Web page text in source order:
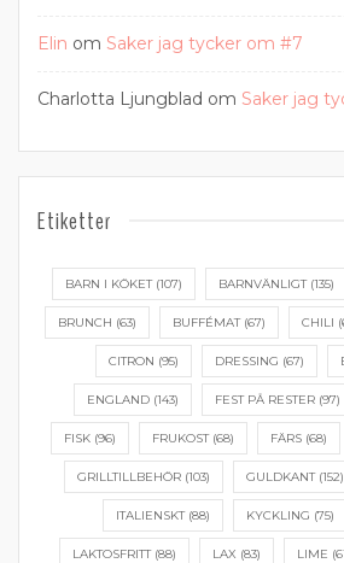
Elin om Saker jag tycker om #7
Charlotta Ljungblad om Saker jag
Etiketter
BARN I KÖKET(107) BARNVÄNLIGT(135)
BRUNCH (63) BUFFÉMAT(67) CHILI
CITRON (95) DRESSING (67)
ENGLAND(143) FEST PÅ RESTER(97)
FISK(96) FRUKOST(68) FÄRS(68)
GRILLTILLBEHÖR (103) GULDKANT(152)
ITALIENSKT(88) KYCKLING (75)
LAKTOSFRITT(88) LAX (83) LIME